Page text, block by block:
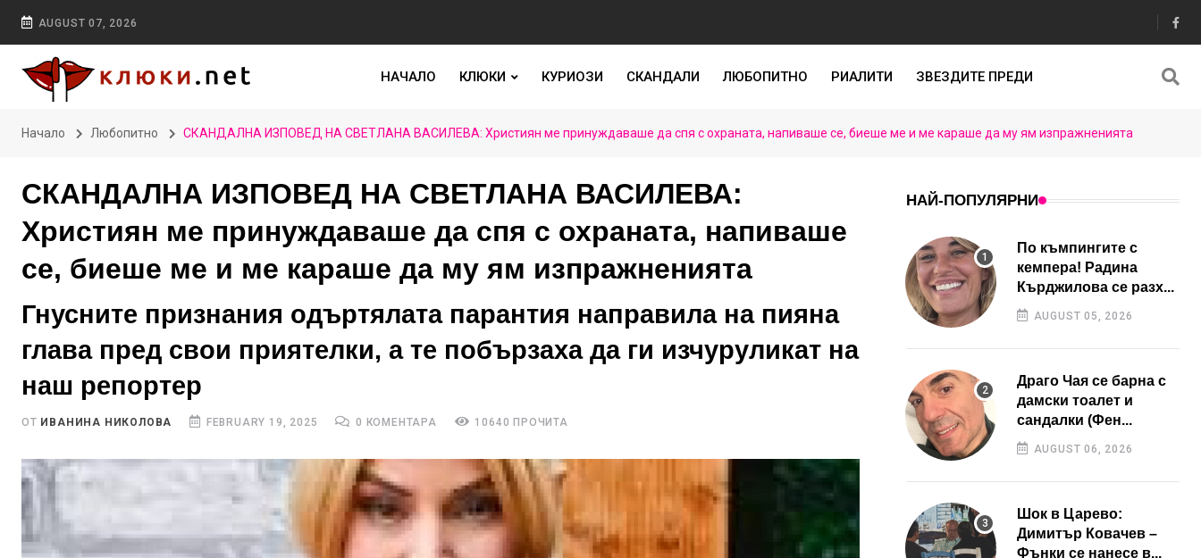
AUGUST 07, 2026
НАЧАЛО КЛЮКИ КУРИОЗИ СКАНДАЛИ ЛЮБОПИТНО РИАЛИТИ ЗВЕЗДИТЕ ПРЕДИ
Начало Любопитно СКАНДАЛНА ИЗПОВЕД НА СВЕТЛАНА ВАСИЛЕВА: Християн ме принуждаваше да спя с охраната, напиваше се, биеше ме и ме караше да му ям изпражненията
СКАНДАЛНА ИЗПОВЕД НА СВЕТЛАНА ВАСИЛЕВА:
Християн ме принуждаваше да спя с охраната, напиваше
се, биеше ме и ме караше да му ям изпражненията
Гнусните признания одъртялата парантия направила на пияна
глава пред свои приятелки, а те побързаха да ги изчуруликат на
наш репортер
ОТ ИВАНИНА НИКОЛОВА FEBRUARY 19, 2025 0 КОМЕНТАРА 10640 ПРОЧИТА
НАЙ-ПОПУЛЯРНИ
По къмпингите с
кемпера! Радина
Кърджилова се разх...
AUGUST 05, 2026
Драго Чая се барна с
дамски тоалет и
сандалки (Фен...
AUGUST 06, 2026
Шок в Царево:
Димитър Ковачев –
Фънки се нанесе в...